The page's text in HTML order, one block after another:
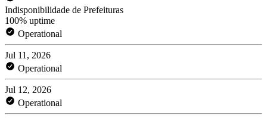
Indisponibilidade de Prefeituras
100% uptime
Operational
Jul 11, 2026
Operational
Jul 12, 2026
Operational